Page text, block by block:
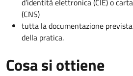
(CNS)
tutta la documentazione
della pratica.
Cosa si ottiene